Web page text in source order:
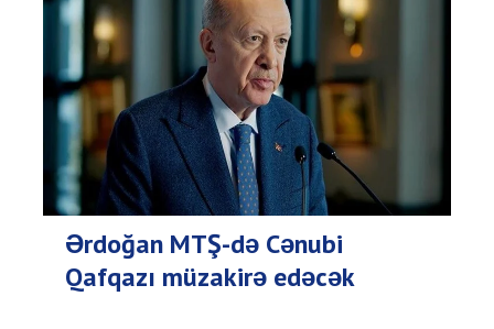
Ərdoğan MTŞ-də Cənubi
Qafqazı müzakirə edəcək